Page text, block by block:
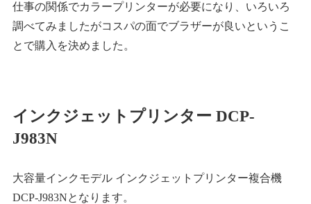
仕事の関係でカラープリンターが必要になり、いろいろ
調べてみましたがコスパの面でブラザーが良いというこ
とで購入を決めました。
インクジェットプリンター DCP-
J983N
大容量インクモデル インクジェットプリンター複合機
DCP-J983Nとなります。